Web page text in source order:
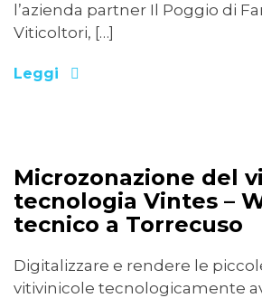
l’azienda partner Il Poggio di
Viticoltori, […]
Leggi
06/07/2023
Microzonazione del
tecnologia Vintes –
tecnico a Torrecuso
Digitalizzare e rendere le
vitivinicole tecnologicamente